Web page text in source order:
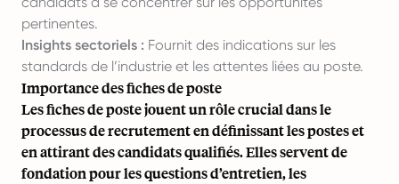
pertinentes.
Insights sectoriels : Fournit des indications sur les
standards de l’industrie et les attentes liées au poste.
Importance des fiches de poste
Les fiches de poste jouent un rôle crucial dans le
processus de recrutement en définissant les postes et
en attirant des candidats qualifiés. Elles servent de
fondation pour les questions d’entretien, les